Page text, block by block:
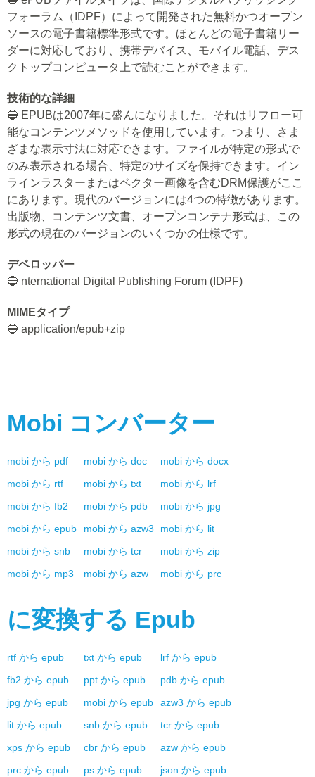
フォーラム（IDPF）によって開発された無料かつオープン
ソースの電子書籍標準形式です。ほとんどの電子書籍リー
ダーに対応しており、携帯デバイス、モバイル電話、デス
クトップコンピュータ上で読むことができます。
技術的な詳細
🔵 EPUBは2007年に盛んになりました。それはリフロー可
能なコンテンツメソッドを使用しています。つまり、さま
ざまな表示寸法に対応できます。ファイルが特定の形式で
のみ表示される場合、特定のサイズを保持できます。イン
ラインラスターまたはベクター画像を含むDRM保護がここ
にあります。現代のバージョンには4つの特徴があります。
出版物、コンテンツ文書、オープンコンテナ形式は、この
形式の現在のバージョンのいくつかの仕様です。
デベロッパー
🔵 nternational Digital Publishing Forum (IDPF)
MIMEタイプ
🔵 application/epub+zip
Mobi コンバーター
mobi から pdf mobi から doc mobi から docx
mobi から rtf mobi から txt mobi から lrf
mobi から fb2 mobi から pdb mobi から jpg
mobi から epub mobi から azw3 mobi から lit
mobi から snb mobi から tcr mobi から zip
mobi から mp3 mobi から azw mobi から prc
に変換する Epub
rtf から epub txt から epub lrf から epub
fb2 から epub ppt から epub pdb から epub
jpg から epub mobi から epub azw3 から epub
lit から epub snb から epub tcr から epub
xps から epub cbr から epub azw から epub
prc から epub ps から epub json から epub